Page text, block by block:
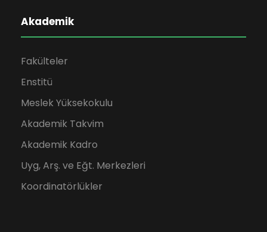
Akademik
Fakülteler
Enstitü
Meslek Yüksekokulu
Akademik Takvim
Akademik Kadro
Uyg, Arş. ve Eğt. Merkezleri
Koordinatörlükler